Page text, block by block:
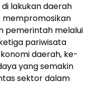
lakukan daerah
pemerintah melalui
pariwisata
daerah, ke-
yang semakin
sektor dalam